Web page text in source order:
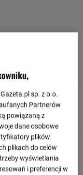
własnej połowie
sp. z o.o.
Partnerów
powiązaną z
dane osobowe
plików
plikach do celów
wyświetlania
i preferencji w